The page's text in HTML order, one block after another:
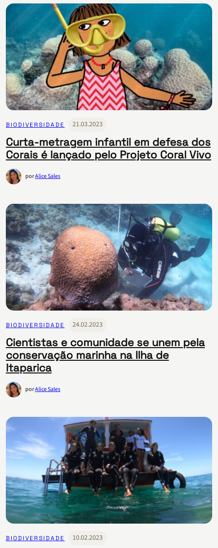
BIODIVERSIDADE 21.03.2023
Curta-metragem infantil em defesa dos
Corais é lançado pelo Projeto Coral Vivo
porAlice Sales
BIODIVERSIDADE 24.02.2023
Cientistas e comunidade se unem pela
conservação marinha na Ilha de
Itaparica
porAlice Sales
BIODIVERSIDADE 10.02.2023